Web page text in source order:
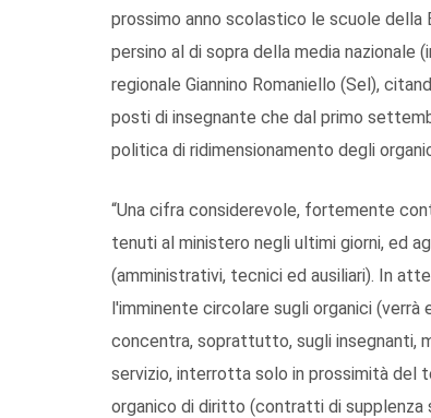
prossimo anno scolastico le scuole della
persino al di sopra della media nazionale
regionale Giannino Romaniello (Sel),
posti di insegnante che dal primo
politica di ridimensionamento degli
“Una cifra considerevole, fortemente
tenuti al ministero negli ultimi giorni, ed
(amministrativi, tecnici ed ausiliari). In
l'imminente circolare sugli organici (verrà
concentra, soprattutto, sugli insegnanti,
servizio, interrotta solo in prossimità del
organico di diritto (contratti di supplenza